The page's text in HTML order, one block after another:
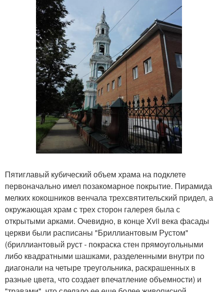
Пятиглавый кубический объем храма на подклете
первоначально имел позакомарное покрытие. Пирамида
мелких кокошников венчала трехсвятительский придел, а
окружающая храм с трех сторон галерея была с
открытыми арками. Очевидно, в конце Xvii века фасады
церкви были расписаны "Бриллиантовым Рустом"
(бриллиантовый руст - покраска стен прямоугольными
либо квадратными шашками, разделенными внутри по
диагонали на четыре треугольника, раскрашенных в
разные цвета, что создает впечатление объемности) и